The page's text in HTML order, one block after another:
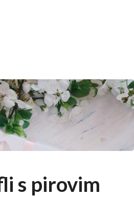
s pirovim